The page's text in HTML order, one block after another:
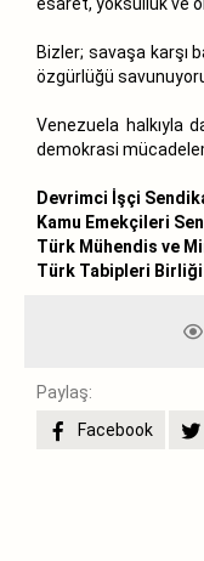
Bizler; savaşa karşı
özgürlüğü
Venezuela halkıyla
demokrasi
Devrimci İşçi
Kamu Emekçileri
Türk Mühendis ve
Türk Tabipleri
Paylaş:
Facebook